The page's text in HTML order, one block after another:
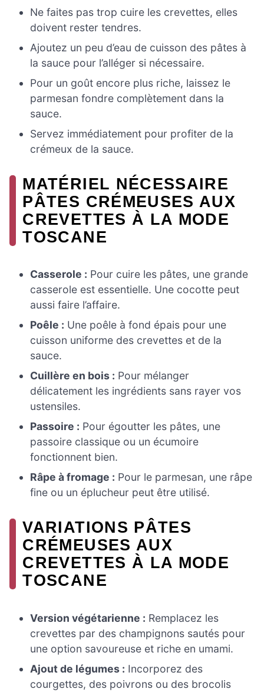
Ne faites pas trop cuire les crevettes, elles
doivent rester tendres.
Ajoutez un peu d’eau de cuisson des pâtes à
la sauce pour l’alléger si nécessaire.
Pour un goût encore plus riche, laissez le
parmesan fondre complètement dans la
sauce.
Servez immédiatement pour profiter de la
crémeux de la sauce.
MATÉRIEL NÉCESSAIRE
PÂTES CRÉMEUSES AUX
CREVETTES À LA MODE
TOSCANE
Casserole : Pour cuire les pâtes, une grande
casserole est essentielle. Une cocotte peut
aussi faire l’affaire.
Poêle : Une poêle à fond épais pour une
cuisson uniforme des crevettes et de la
sauce.
Cuillère en bois : Pour mélanger
délicatement les ingrédients sans rayer vos
ustensiles.
Passoire : Pour égoutter les pâtes, une
passoire classique ou un écumoire
fonctionnent bien.
Râpe à fromage : Pour le parmesan, une râpe
fine ou un éplucheur peut être utilisé.
VARIATIONS PÂTES
CRÉMEUSES AUX
CREVETTES À LA MODE
TOSCANE
Version végétarienne : Remplacez les
crevettes par des champignons sautés pour
une option savoureuse et riche en umami.
Ajout de légumes : Incorporez des
courgettes, des poivrons ou des brocolis